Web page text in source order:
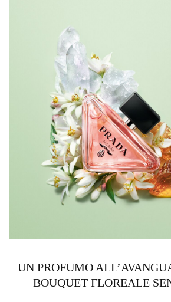
UN PROFUMO
BOUQUET FLOREALE